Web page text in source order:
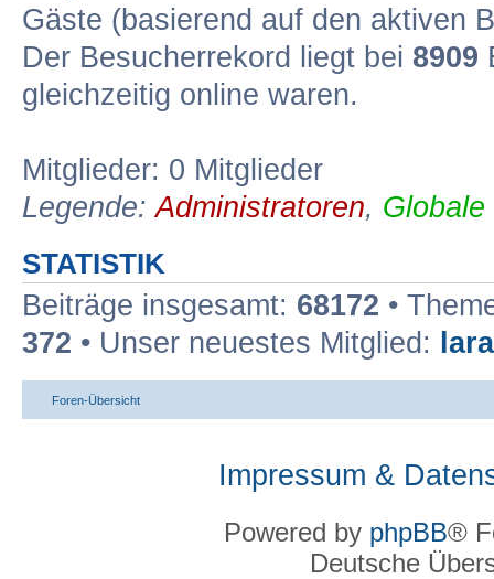
Gäste (basierend auf den aktiven
Der Besucherrekord liegt bei 8909
gleichzeitig online waren.
Mitglieder: 0 Mitglieder
Legende:Administratoren,
STATISTIK
Beiträge insgesamt: 68172 •
372 • Unser neuestes Mitglied:
Foren-Übersicht
Impressum &
Powered by phpBB®
Deutsche